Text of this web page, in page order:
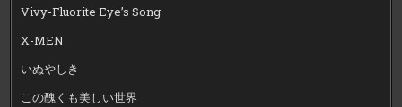
Vivy-Fluorite Eye’s Song
X-MEN
いぬやしき
この醜くも美しい世界